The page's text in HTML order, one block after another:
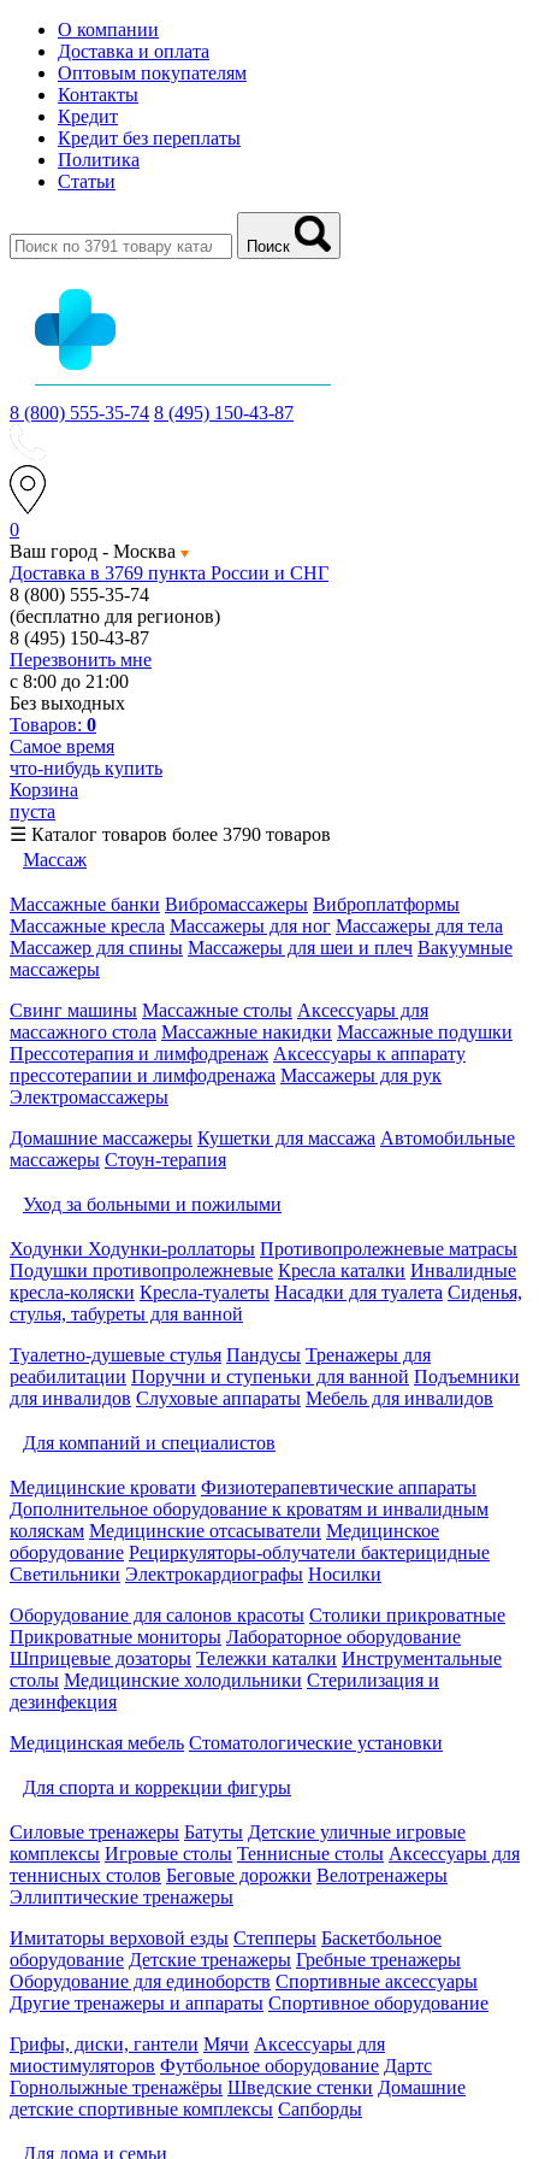
О компании
Доставка и оплата
Оптовым покупателям
Контакты
Кредит
Кредит без переплаты
Политика
Статьи
Поиск
8 (800) 555-35-74 8 (495) 150-43-87
0
Ваш город - Москва
Доставка в 3769 пункта России и СНГ
8 (800) 555-35-74
(бесплатно для регионов)
8 (495) 150-43-87
Перезвонить мне
с 8:00 до 21:00
Без выходных
Товаров: 0
Самое время
что-нибудь купить
Корзина
пуста
☰ Каталог товаров более 3790 товаров
Массаж
Массажные банки Вибромассажеры Виброплатформы
Массажные кресла Массажеры для ног Массажеры для тела
Массажер для спины Массажеры для шеи и плеч Вакуумные
массажеры
Свинг машины Массажные столы Аксессуары для
массажного стола Массажные накидки Массажные подушки
Прессотерапия и лимфодренаж Аксессуары к аппарату
прессотерапии и лимфодренажа Массажеры для рук
Электромассажеры
Домашние массажеры Кушетки для массажа Автомобильные
массажеры Стоун-терапия
Уход за больными и пожилыми
Ходунки Ходунки-роллаторы Противопролежневые матрасы
Подушки противопролежневые Кресла каталки Инвалидные
кресла-коляски Кресла-туалеты Насадки для туалета Сиденья,
стулья, табуреты для ванной
Туалетно-душевые стулья Пандусы Тренажеры для
реабилитации Поручни и ступеньки для ванной Подъемники
для инвалидов Слуховые аппараты Мебель для инвалидов
Для компаний и специалистов
Медицинские кровати Физиотерапевтические аппараты
Дополнительное оборудование к кроватям и инвалидным
коляскам Медицинские отсасыватели Медицинское
оборудование Рециркуляторы-облучатели бактерицидные
Светильники Электрокардиографы Носилки
Оборудование для салонов красоты Столики прикроватные
Прикроватные мониторы Лабораторное оборудование
Шприцевые дозаторы Тележки каталки Инструментальные
столы Медицинские холодильники Стерилизация и
дезинфекция
Медицинская мебель Стоматологические установки
Для спорта и коррекции фигуры
Силовые тренажеры Батуты Детские уличные игровые
комплексы Игровые столы Теннисные столы Аксессуары для
теннисных столов Беговые дорожки Велотренажеры
Эллиптические тренажеры
Имитаторы верховой езды Степперы Баскетбольное
оборудование Детские тренажеры Гребные тренажеры
Оборудование для единоборств Спортивные аксессуары
Другие тренажеры и аппараты Спортивное оборудование
Грифы, диски, гантели Мячи Аксессуары для
миостимуляторов Футбольное оборудование Дартс
Горнолыжные тренажёры Шведские стенки Домашние
детские спортивные комплексы Сапборды
Для дома и семьи